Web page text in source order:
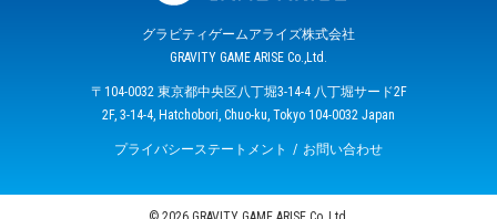
グラビティゲームアライズ株式会社
GRAVITY GAME ARISE Co.,Ltd.
〒104-0032 東京都中央区八丁堀3-14-4 八丁堀サード2F
2F, 3-14-4, Hatchobori, Chuo-ku, Tokyo 104-0032 Japan
プライバシーステートメント お問い合わせ